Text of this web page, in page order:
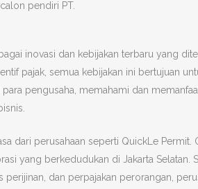
pendiri PT.
inovasi dan kebijakan terbaru yang
pajak, semua kebijakan ini bertujuan
pengusaha, memahami dan
dari perusahaan seperti QuickLe Permit.
yang berkedudukan di Jakarta Selatan.
dan perpajakan perorangan,